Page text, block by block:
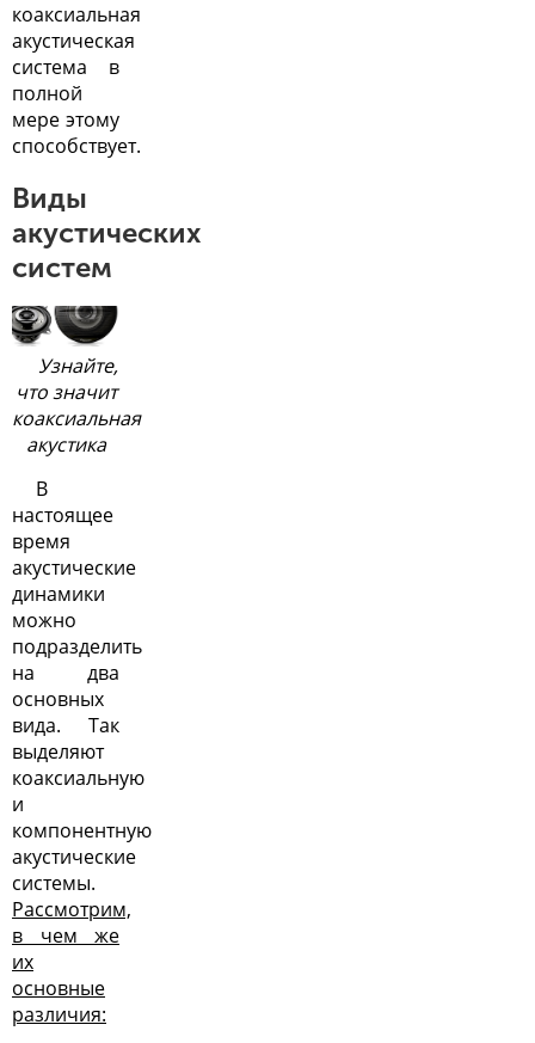
коаксиальная
акустическая
система в
полной
мере этому
способствует.
Виды
акустических
систем
Узнайте,
что значит
коаксиальная
акустика
В
настоящее
время
акустические
динамики
можно
подразделить
на два
основных
вида. Так
выделяют
коаксиальную
и
компонентную
акустические
системы.
Рассмотрим,
в чем же
их
основные
различия: